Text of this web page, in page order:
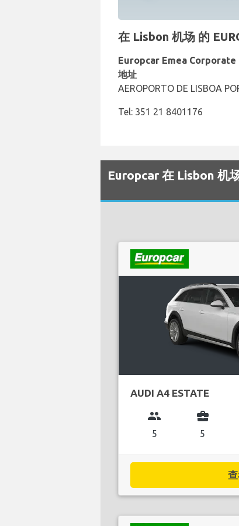
在 Lisbon 机场 的
Europcar Emea Corporate
地址
AEROPORTO DE LISBOA
Tel: 351 21 8401176
Europcar 在 Lisbon 机
AUDI A4 ESTATE
group
5
business_center
5